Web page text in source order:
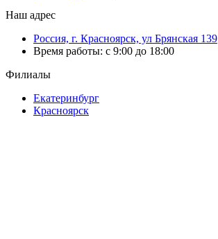
Наш адрес
Россия, г. Красноярск, ул Брянская 139
Время работы: с 9:00 до 18:00
Филиалы
Екатеринбург
Красноярск